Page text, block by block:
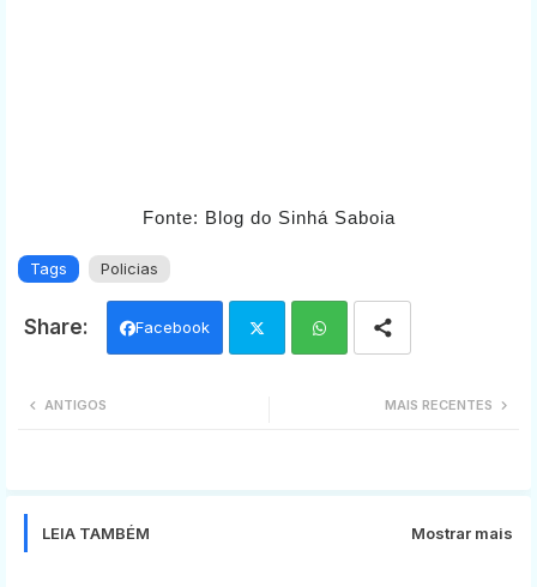
Fonte: Blog do Sinhá Saboia
Tags Policias
Facebook
MAIS RECENTES
ANTIGOS
LEIA TAMBÉM Mostrar mais